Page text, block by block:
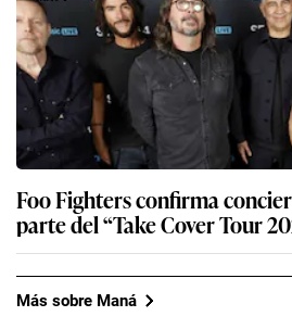
Foo Fighters confirma
parte del “Take Cover Tour
Más sobre Maná